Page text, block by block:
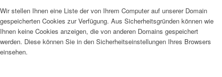
Wir stellen Ihnen eine Liste der von Ihrem Computer auf unserer Domain
gespeicherten Cookies zur Verfügung. Aus Sicherheitsgründen können wie
Ihnen keine Cookies anzeigen, die von anderen Domains gespeichert
werden. Diese können Sie in den Sicherheitseinstellungen Ihres Browsers
einsehen.